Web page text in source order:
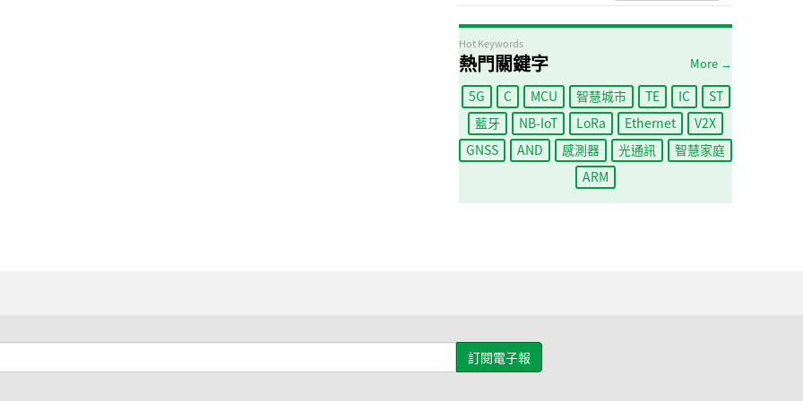
Hot Keywords
熱門關鍵字 More →
5G C MCU 智慧城市 TE IC
ST
藍牙
NB-IoT LoRa Ethernet
V2X
GNSS
AND 感測器 光通訊
智慧家庭
ARM